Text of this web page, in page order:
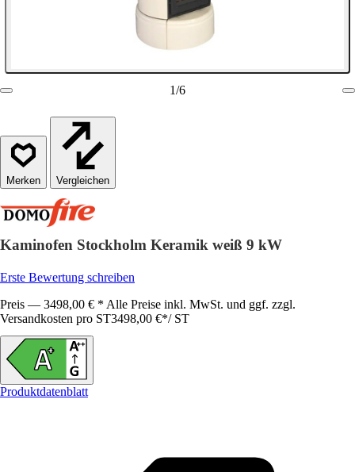
1/6
Vergleichen
Kaminofen Stockholm Keramik weiß 9 kW
Erste Bewertung schreiben
Preis — 3498,00 € * Alle Preise inkl. MwSt. und ggf. zzgl.
Versandkosten pro ST3498,00 €*/ ST
Produktdatenblatt